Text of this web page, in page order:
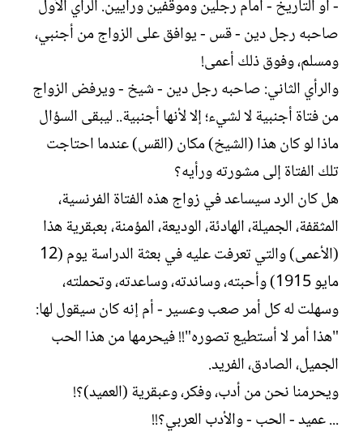
- أو التاريخ - أمام رجلين وموقفين ورأيين. الرأي الأول
صاحبه رجل دين - قس - يوافق على الزواج من أجنبي،
ومسلم، وفوق ذلك أعمى!
والرأي الثاني: صاحبه رجل دين - شيخ - ويرفض الزواج
من فتاة أجنبية لا لشيء؛ إلا لأنها أجنبية.. ليبقى السؤال
ماذا لو كان هذا (الشيخ) مكان (القس) عندما احتاجت
تلك الفتاة إلى مشورته ورأيه؟
هل كان الرد سيساعد في زواج هذه الفتاة الفرنسية،
المثقفة، الجميلة، الهادئة، الوديعة، المؤمنة، بعبقرية هذا
(الأعمى) والتي تعرفت عليه في بعثة الدراسة يوم (12
مايو 1915) وأحبته، وساندته، وساعدته، وتحملته،
وسهلت له كل أمر صعب وعسير - أم إنه كان سيقول لها:
"هذا أمر لا أستطيع تصوره"!! فيحرمها من هذا الحب
الجميل، الصادق، الفريد.
ويحرمنا نحن من أدب، وفكر، وعبقرية (العميد)؟!
... عميد - الحب - والأدب العربي؟!!